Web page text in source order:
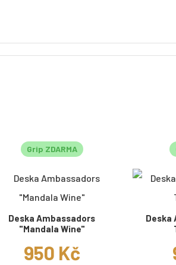
Grip ZDARMA
Deska Ambassadors
"Mandala Wine"
950 Kč
Deska